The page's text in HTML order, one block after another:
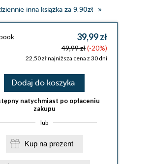
inna książka za 9,90zł
39,99 zł
49,99 zł(-20%)
22,50 zł najniższa cena z 30 dni
Dodaj do koszyka
natychmiast po opłaceniu
zakupu
lub
Kup na prezent